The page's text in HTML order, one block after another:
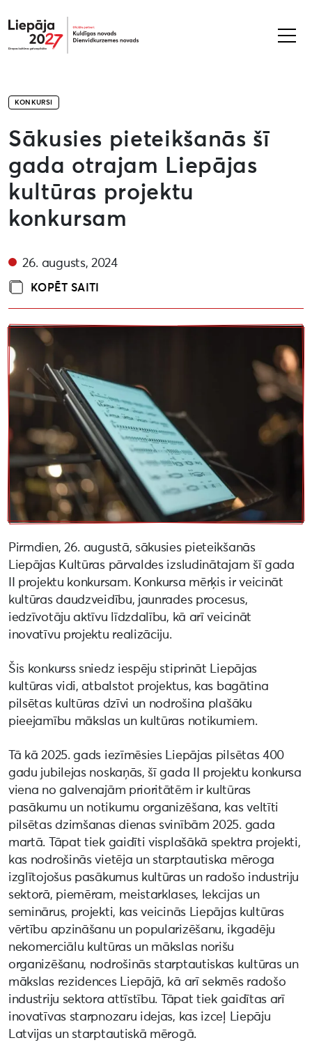
Liepāja2027
KONKURSI
Sākusies pieteikšanās šī
gada otrajam Liepājas
kultūras projektu
konkursam
26. augusts, 2024
KOPĒT SAITI
Pirmdien, 26. augustā, sākusies pieteikšanās
Liepājas Kultūras pārvaldes izsludinātajam šī gada
II projektu konkursam. Konkursa mērķis ir veicināt
kultūras daudzveidību, jaunrades procesus,
iedzīvotāju aktīvu līdzdalību, kā arī veicināt
inovatīvu projektu realizāciju.
Šis konkurss sniedz iespēju stiprināt Liepājas
kultūras vidi, atbalstot projektus, kas bagātina
pilsētas kultūras dzīvi un nodrošina plašāku
pieejamību mākslas un kultūras notikumiem.
Tā kā 2025. gads iezīmēsies Liepājas pilsētas 400
gadu jubilejas noskaņās, šī gada II projektu konkursa
viena no galvenajām prioritātēm ir kultūras
pasākumu un notikumu organizēšana, kas veltīti
pilsētas dzimšanas dienas svinībām 2025. gada
martā. Tāpat tiek gaidīti visplašākā spektra projekti,
kas nodrošinās vietēja un starptautiska mēroga
izglītojošus pasākumus kultūras un radošo industriju
sektorā, piemēram, meistarklases, lekcijas un
seminārus, projekti, kas veicinās Liepājas kultūras
vērtību apzināšanu un popularizēšanu, ikgadēju
nekomerciālu kultūras un mākslas norišu
organizēšanu, nodrošinās starptautiskas kultūras un
mākslas rezidences Liepājā, kā arī sekmēs radošo
industriju sektora attīstību. Tāpat tiek gaidītas arī
inovatīvas starpnozaru idejas, kas izceļ Liepāju
Latvijas un starptautiskā mērogā.